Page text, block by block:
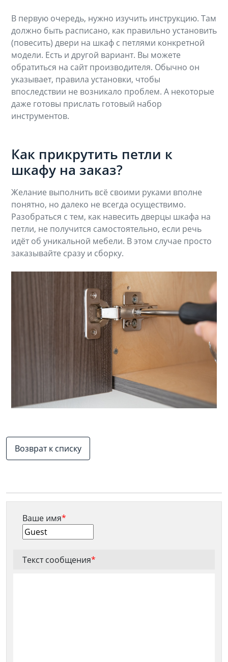
В первую очередь, нужно изучить инструкцию. Там
должно быть расписано, как правильно установить
(повесить) двери на шкаф с петлями конкретной
модели. Есть и другой вариант. Вы можете
обратиться на сайт производителя. Обычно он
указывает, правила установки, чтобы
впоследствии не возникало проблем. А некоторые
даже готовы прислать готовый набор
инструментов.
Как прикрутить петли к
шкафу на заказ?
Желание выполнить всё своими руками вполне
понятно, но далеко не всегда осуществимо.
Разобраться с тем, как навесить дверцы шкафа на
петли, не получится самостоятельно, если речь
идёт об уникальной мебели. В этом случае просто
заказывайте сразу и сборку.
Возврат к списку
Ваше имя*
Текст сообщения*